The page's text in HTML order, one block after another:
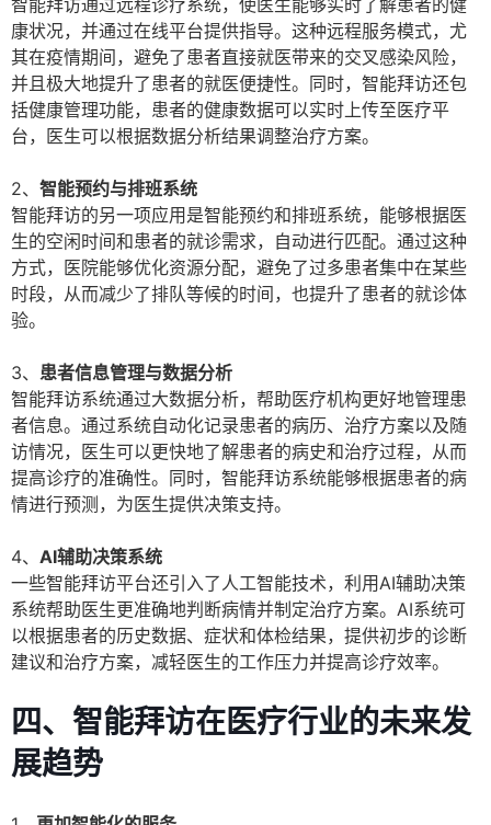
智能拜访通过远程诊疗系统，使医生能够实时了解患者的健
康状况，并通过在线平台提供指导。这种远程服务模式，尤
其在疫情期间，避免了患者直接就医带来的交叉感染风险，
并且极大地提升了患者的就医便捷性。同时，智能拜访还包
括健康管理功能，患者的健康数据可以实时上传至医疗平
台，医生可以根据数据分析结果调整治疗方案。
2、 智能预约与排班系统
智能拜访的另一项应用是智能预约和排班系统，能够根据医
生的空闲时间和患者的就诊需求，自动进行匹配。通过这种
方式，医院能够优化资源分配，避免了过多患者集中在某些
时段，从而减少了排队等候的时间，也提升了患者的就诊体
验。
3、 患者信息管理与数据分析
智能拜访系统通过大数据分析，帮助医疗机构更好地管理患
者信息。通过系统自动化记录患者的病历、治疗方案以及随
访情况，医生可以更快地了解患者的病史和治疗过程，从而
提高诊疗的准确性。同时，智能拜访系统能够根据患者的病
情进行预测，为医生提供决策支持。
4、 AI辅助决策系统
一些智能拜访平台还引入了人工智能技术，利用AI辅助决策
系统帮助医生更准确地判断病情并制定治疗方案。AI系统可
以根据患者的历史数据、症状和体检结果，提供初步的诊断
建议和治疗方案，减轻医生的工作压力并提高诊疗效率。
四、智能拜访在医疗行业的未来发
展趋势